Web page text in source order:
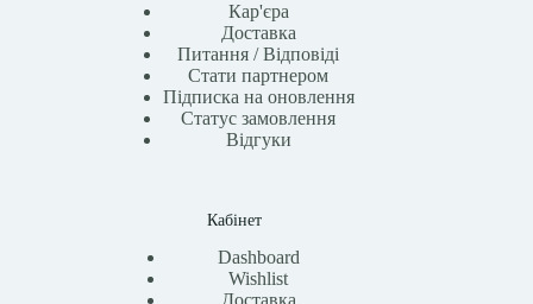
Кар'єра
Доставка
Питання / Відповіді
Стати партнером
Підписка на оновлення
Статус замовлення
Відгуки
Кабінет
Dashboard
Wishlist